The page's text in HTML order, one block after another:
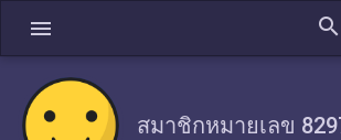
menu search
สมาชิกหมายเลข